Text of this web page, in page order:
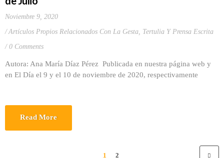
Noviembre 9, 2020
Artículos Propios Relacionados Con La Gesta, Tertulia Y Prensa Escrita
0 Comments
Autora: Ana María Díaz Pérez Publicada en nuestra página web y
en El Día el 9 y el 10 de noviembre de 2020, respectivamente
Read More
1 2